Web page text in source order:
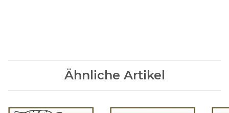
Ähnliche Artikel